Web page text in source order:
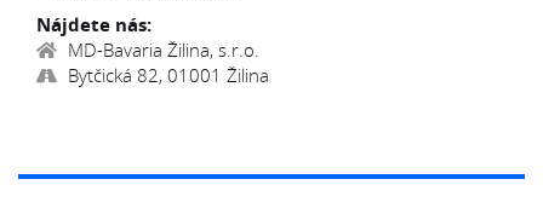
Nájdete nás:
MD-Bavaria Žilina, s.r.o.
Bytčická 82, 01001 Žilina